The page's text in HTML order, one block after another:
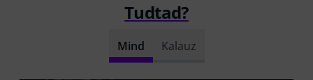
Tudtad?
Mind Kalauz